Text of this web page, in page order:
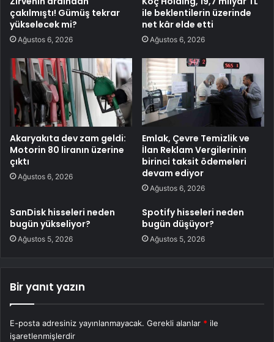
çakılmıştı! Gümüş tekrar
yükselecek mi?
Ağustos 6, 2026
ile beklentilerin üzerinde
net kâr elde etti
Ağustos 6, 2026
Akaryakıta dev zam geldi:
Motorin 80 liranın üzerine
çıktı
Ağustos 6, 2026
Emlak, Çevre Temizlik ve
İlan Reklam Vergilerinin
birinci taksit ödemeleri
devam ediyor
Ağustos 6, 2026
SanDisk hisseleri neden
bugün yükseliyor?
Ağustos 5, 2026
Spotify hisseleri neden
bugün düşüyor?
Ağustos 5, 2026
Bir yanıt yazın
E-posta adresiniz yayınlanmayacak. Gerekli alanlar * ile
işaretlenmişlerdir